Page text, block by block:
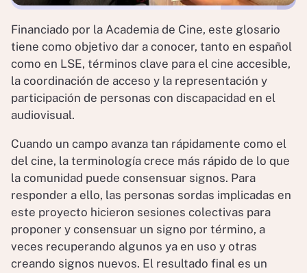
Financiado por la Academia de Cine, este glosario
tiene como objetivo dar a conocer, tanto en español
como en LSE, términos clave para el cine accesible,
la coordinación de acceso y la representación y
participación de personas con discapacidad en el
audiovisual.
Cuando un campo avanza tan rápidamente como el
del cine, la terminología crece más rápido de lo que
la comunidad puede consensuar signos. Para
responder a ello, las personas sordas implicadas en
este proyecto hicieron sesiones colectivas para
proponer y consensuar un signo por término, a
veces recuperando algunos ya en uso y otras
creando signos nuevos. El resultado final es un